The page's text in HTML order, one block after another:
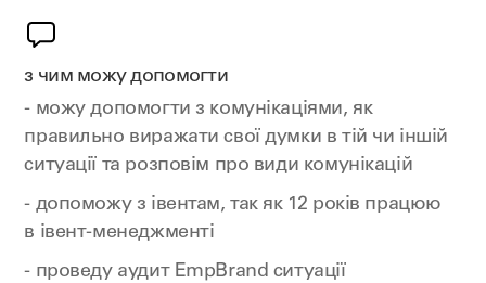
з чим можу допомогти
- можу допомогти з комунікаціями, як
правильно виражати свої думки в тій чи іншій
ситуації та розповім про види комунікацій
- допоможу з івентам, так як 12 років працюю
в івент-менеджменті
- проведу аудит EmpBrand ситуації